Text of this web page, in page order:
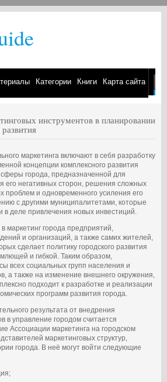
Категории Книги Карта сайта
инструментов в планировании
маркетинга включают в себя разработку
концепции комплексного развития
города, предназначенной для
его негативных сторон, решения сложных
проблем и одновременного усиления его
с другими муниципалитетами, которые
в деле привлечения новых инвестиций.
маркетинг города предприятий,
и организаций, а также самих жителей,
сделает политику городского развития
и гибкой. Таким образом,
всех социальных групп населения и
а также на изменение внешнего окружения,
подходит к разработке и реализации
программ развития города.
результата от внедрения
в управление городом считается
Ассоциации маркетинга на городском
маркетинговых структур,
города. В неё могут войти следующие